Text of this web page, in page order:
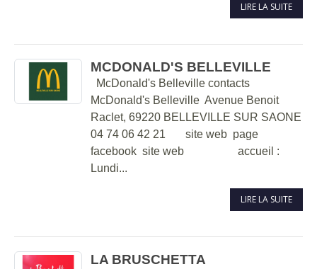
LIRE LA SUITE
MCDONALD'S BELLEVILLE
McDonald's Belleville contacts
McDonald's Belleville Avenue Benoit
Raclet, 69220 BELLEVILLE SUR SAONE
04 74 06 42 21 site web page
facebook site web accueil :
Lundi...
LIRE LA SUITE
LA BRUSCHETTA